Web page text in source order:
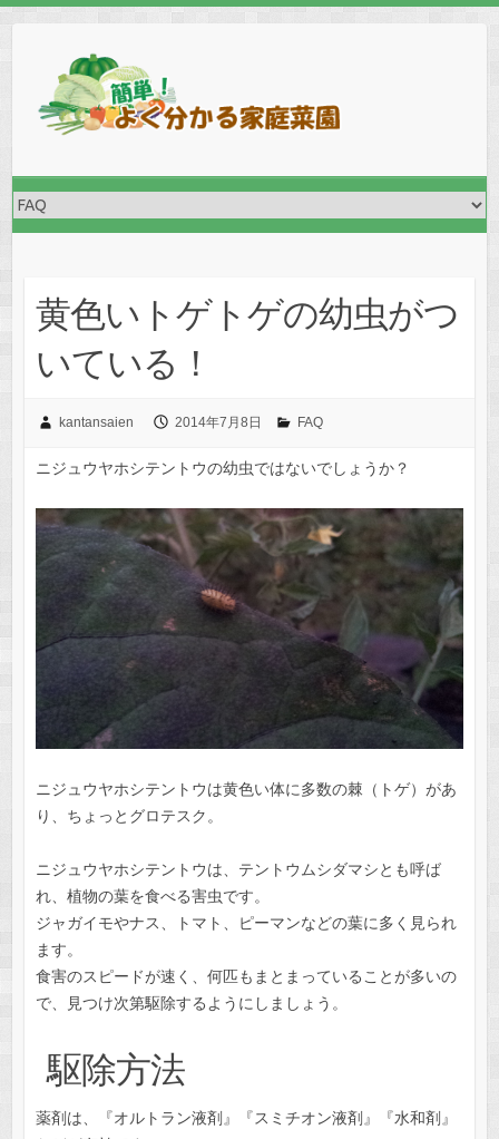
黄色いトゲトゲの幼虫がつ
いている！
kantansaien 2014年7月8日 FAQ
ニジュウヤホシテントウの幼虫ではないでしょうか？
ニジュウヤホシテントウは黄色い体に多数の棘（トゲ）があ
り、ちょっとグロテスク。
ニジュウヤホシテントウは、テントウムシダマシとも呼ば
れ、植物の葉を食べる害虫です。
ジャガイモやナス、トマト、ピーマンなどの葉に多く見られ
ます。
食害のスピードが速く、何匹もまとまっていることが多いの
で、見つけ次第駆除するようにしましょう。
駆除方法
薬剤は、『オルトラン液剤』『スミチオン液剤』『水和剤』